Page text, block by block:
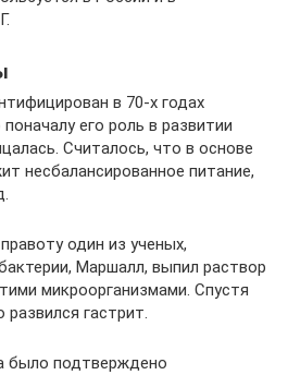
в 70-х годах
его роль в развитии
Считалось, что в основе
несбалансированное питание,
один из ученых,
Маршалл, выпил раствор
микроорганизмами. Спустя
развился гастрит.
было подтверждено